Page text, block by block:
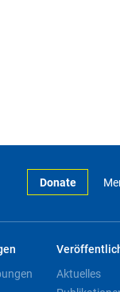
Donate
Aktuelles